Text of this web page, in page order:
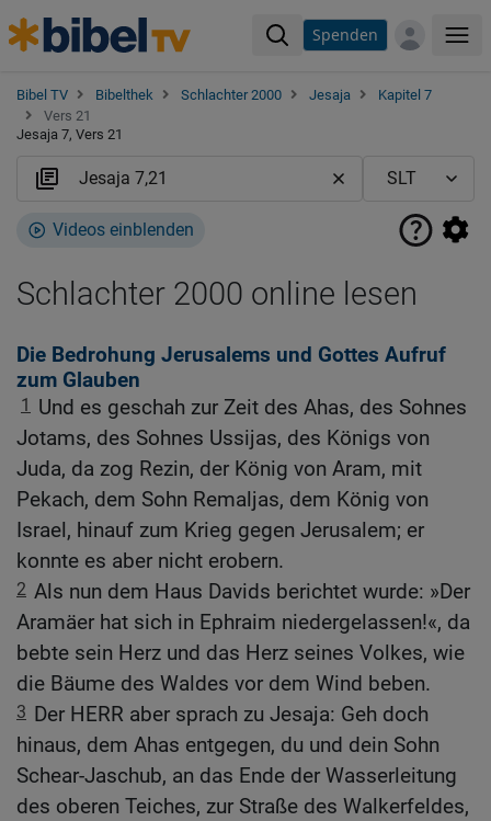
Spenden
Bibel TV Bibelthek Schlachter 2000 Jesaja
Kapitel 7
Vers 21
Jesaja 7, Vers 21
Videos einblenden
Schlachter 2000 online lesen
Die Bedrohung Jerusalems und Gottes Aufruf
zum Glauben
1
Und es geschah zur Zeit des Ahas, des Sohnes
Jotams, des Sohnes Ussijas, des Königs von
Juda, da zog Rezin, der König von Aram, mit
Pekach, dem Sohn Remaljas, dem König von
Israel, hinauf zum Krieg gegen Jerusalem; er
konnte es aber nicht erobern.
2 Als nun dem Haus Davids berichtet wurde: »Der
Aramäer hat sich in Ephraim niedergelassen!«, da
bebte sein Herz und das Herz seines Volkes, wie
die Bäume des Waldes vor dem Wind beben.
3 Der HERR aber sprach zu Jesaja: Geh doch
hinaus, dem Ahas entgegen, du und dein Sohn
Schear-Jaschub, an das Ende der Wasserleitung
des oberen Teiches, zur Straße des Walkerfeldes,